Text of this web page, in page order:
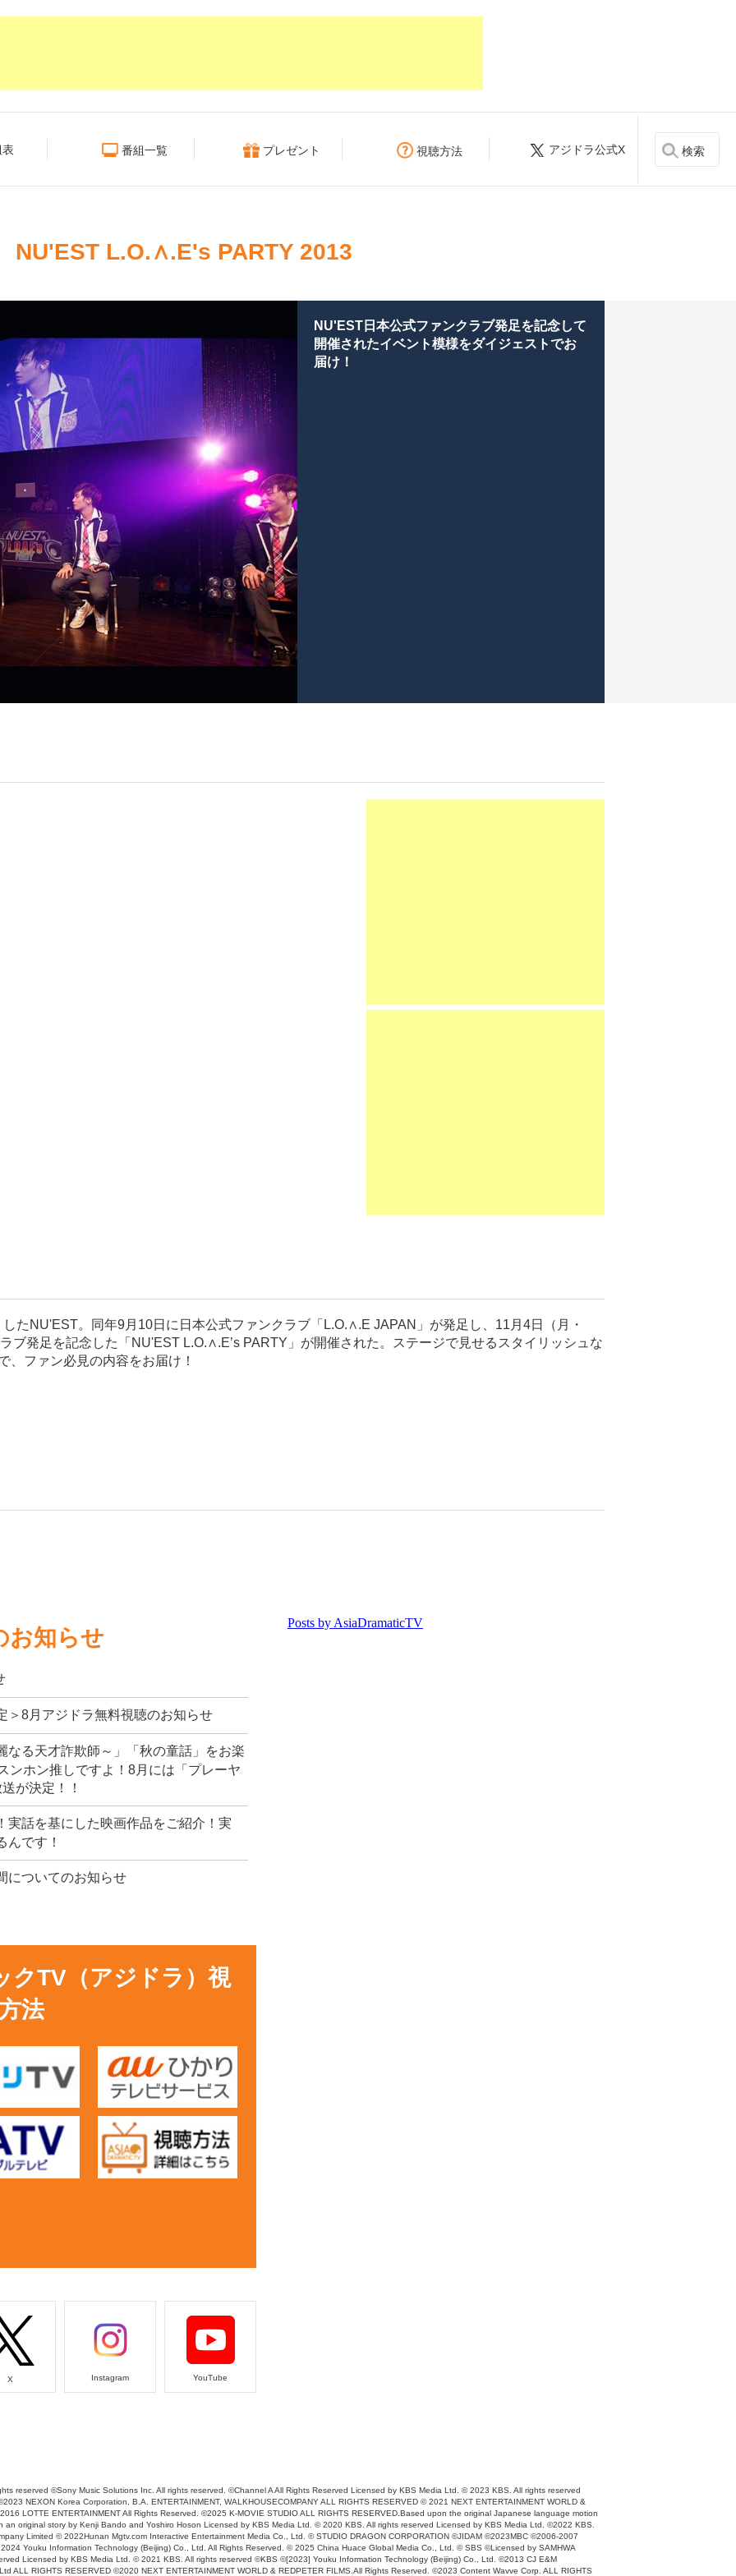
番組一覧 プレゼント 視聴方法 アジドラ公式X 検索
NU'EST L.O.∧.E's PARTY 2013
NU'EST日本公式ファンクラブ発足を記念して
開催されたイベント模様をダイジェストでお
届け！
たNU'EST。同年9月10日に日本公式ファンクラブ「L.O.∧.E JAPAN」が発足し、11月4日（月・
ブ発足を記念した「NU'EST L.O.∧.E’s PARTY」が開催された。ステージで見せるスタイリッシュな
、ファン必見の内容をお届け！
お知らせ
8月アジドラ無料視聴のお知らせ
る天才詐欺師～」「秋の童話」をお楽
ンホン推しですよ！8月には「プレーヤ
が決定！！
話を基にした映画作品をご紹介！実
んです！
についてのお知らせ
クTV（アジドラ）視
法
X Instagram YouTube
reserved ©Sony Music Solutions Inc. All rights reserved. ©Channel A All Rights Reserved Licensed by KBS Media Ltd. © 2023 KBS. All rights reserved
NEXON Korea Corporation, B.A. ENTERTAINMENT, WALKHOUSECOMPANY ALL RIGHTS RESERVED © 2021 NEXT ENTERTAINMENT WORLD &
LOTTE ENTERTAINMENT All Rights Reserved. ©2025 K-MOVIE STUDIO ALL RIGHTS RESERVED.Based upon the original Japanese language motion
an original story by Kenji Bando and Yoshiro Hoson Licensed by KBS Media Ltd. © 2020 KBS. All rights reserved Licensed by KBS Media Ltd. ©2022 KBS.
Limited © 2022Hunan Mgtv.com Interactive Entertainment Media Co., Ltd. © STUDIO DRAGON CORPORATION ©JIDAM ©2023MBC ©2006-2007
Youku Information Technology (Beijing) Co., Ltd. All Rights Reserved. © 2025 China Huace Global Media Co., Ltd. © SBS ©Licensed by SAMHWA
Licensed by KBS Media Ltd. © 2021 KBS. All rights reserved ©KBS ©[2023] Youku Information Technology (Beijing) Co., Ltd. ©2013 CJ E&M
ALL RIGHTS RESERVED ©2020 NEXT ENTERTAINMENT WORLD & REDPETER FILMS.All Rights Reserved. ©2023 Content Wavve Corp. ALL RIGHTS